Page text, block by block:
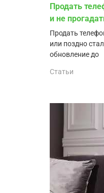
Продать
и не
Продать
или поздно
обновление до
Статьи